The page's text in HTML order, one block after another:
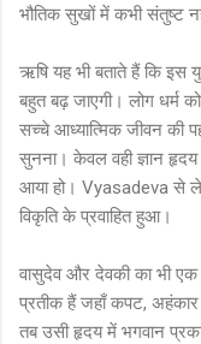
भौतिक सुखों में कभी संतुष्ट
ऋषि यह भी बताते हैं कि इस
बहुत बढ़ जाएगी। लोग धर्म
सच्चे आध्यात्मिक जीवन की
सुनना। केवल वही ज्ञान
आया हो। Vyasadeva से
विकृति के प्रवाहित हुआ।
वासुदेव और देवकी का भी
प्रतीक हैं जहाँ कपट, अहंकार
तब उसी हृदय में भगवान